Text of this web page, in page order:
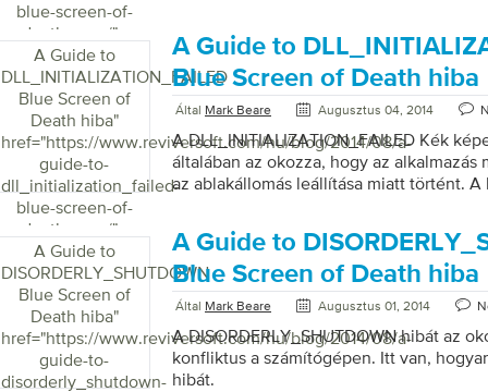
blue-screen-of-
death-error/">
A Guide to
DLL_INITIALIZATION_FAILED
Blue Screen of
Death hiba"
href="https://www.reviversoft.com/hu/blog/2014/08/a-
guide-to-
dll_initialization_failed-
blue-screen-of-
death-error/">
A Guide to
Blue Screen of Death hiba
Által Mark Beare Augusztus 04, 2014
A DLL_INITIALIZATION_FAILED Kék
általában az okozza, hogy az alkalmazás
az ablakállomás leállítása miatt történt.
Eredetileg a DLL alkalmazás használata
alkalmazás összegyűjti az adatokat a
hibákról, és utána elküldi a
hogy megjelenik egy üzenetablak,
inicializálás meghiúsult, és abnormálisan
folyamatot, amikor a felhasználó
Vezérlőpultot. A Szervizeszköz gomb
Vezérlőpultról, ha ez […]
A Guide to
DISORDERLY_SHUTDOWN
Blue Screen of
Death hiba"
href="https://www.reviversoft.com/hu/blog/2014/08/a-
guide-to-
disorderly_shutdown-
A Guide to
Blue Screen of Death hiba
Által Mark Beare Augusztus 01, 2014
A DISORDERLY_SHUTDOWN hibát az
konfliktus a számítógépen. Itt van,
hibát.